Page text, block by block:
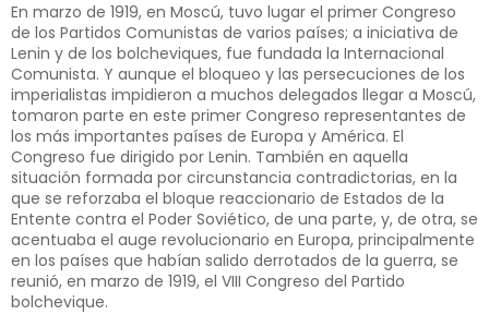
En marzo de 1919, en Moscú, tuvo lugar el primer Congreso
de los Partidos Comunistas de varios países; a iniciativa de
Lenin y de los bolcheviques, fue fundada la Internacional
Comunista. Y aunque el bloqueo y las persecuciones de los
imperialistas impidieron a muchos delegados llegar a Moscú,
tomaron parte en este primer Congreso representantes de
los más importantes países de Europa y América. El
Congreso fue dirigido por Lenin. También en aquella
situación formada por circunstancia contradictorias, en la
que se reforzaba el bloque reaccionario de Estados de la
Entente contra el Poder Soviético, de una parte, y, de otra, se
acentuaba el auge revolucionario en Europa, principalmente
en los países que habían salido derrotados de la guerra, se
reunió, en marzo de 1919, el VIII Congreso del Partido
bolchevique.